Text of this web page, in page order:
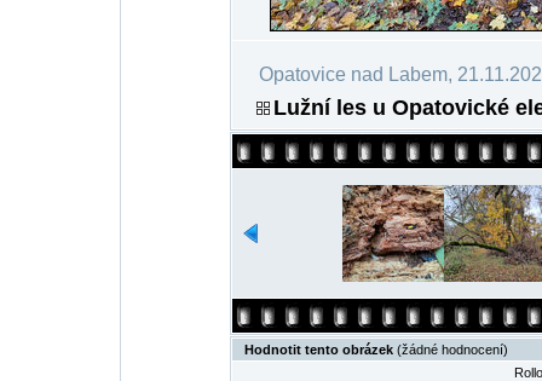
Opatovice nad Labem,
Lužní les u Opatovické
Hodnotit tento obrázek (žádné hodnocení)